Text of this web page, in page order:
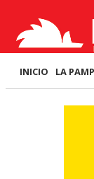
INICIO LA